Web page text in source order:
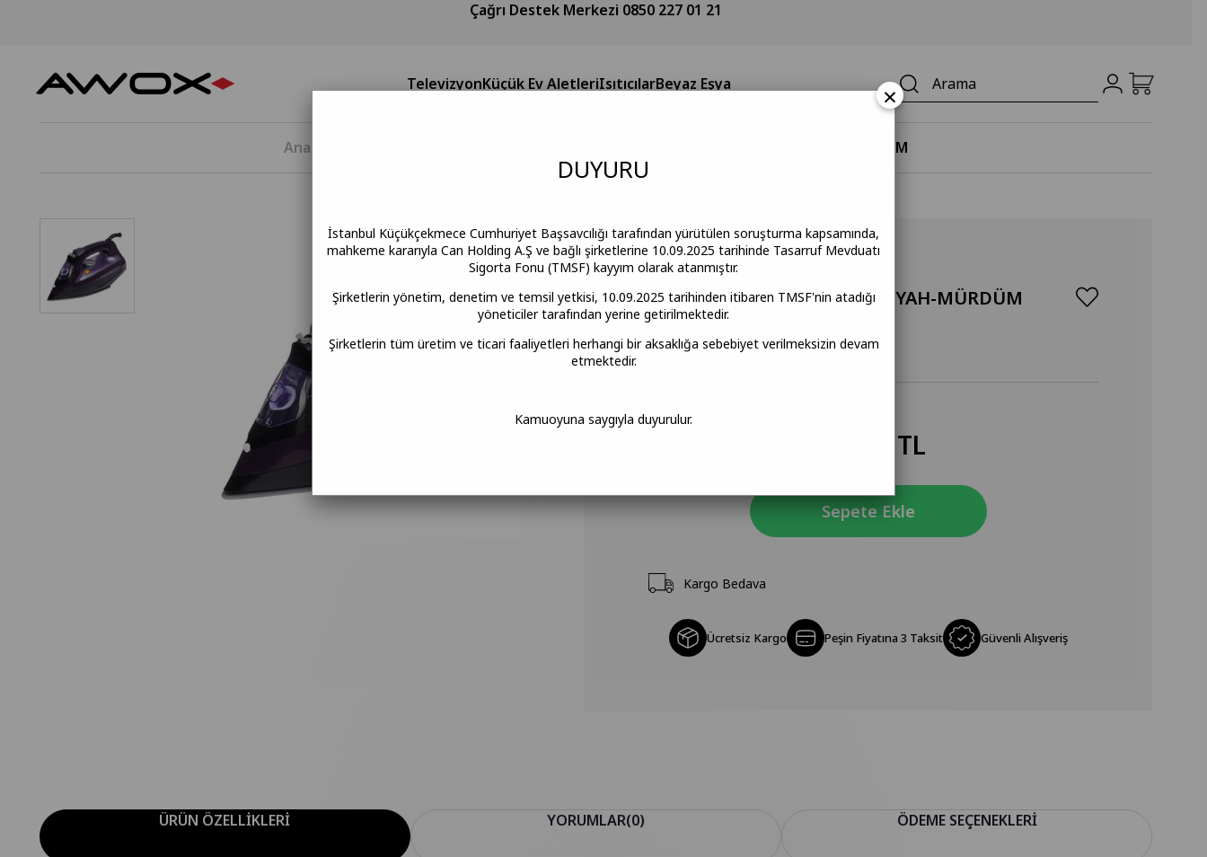
Çağrı Destek Merkezi 0850 227 01 21
TelevizyonKüçük Ev AletleriIsıtıcılarBeyaz Eşya
Anasayfa STEAM PLUS BUHARLI ÜTÜ SİYAH-MÜRDÜM
STEAM PLUS BUHARLI ÜTÜ SİYAH-MÜRDÜM
949,90 TL
Kargo Bedava
Ücretsiz Kargo Peşin Fiyatına 3 Taksit Güvenli Alışveriş
ÜRÜN ÖZELLIKLERI YORUMLAR(0) ÖDEME SEÇENEKLERI
×
DUYURU
İstanbul Küçükçekmece Cumhuriyet Başsavcılığı tarafından yürütülen soruşturma kapsamında,
mahkeme kararıyla Can Holding A.Ş ve bağlı şirketlerine 10.09.2025 tarihinde Tasarruf Mevduatı
Sigorta Fonu (TMSF) kayyım olarak atanmıştır.
Şirketlerin yönetim, denetim ve temsil yetkisi, 10.09.2025 tarihinden itibaren TMSF'nin atadığı
yöneticiler tarafından yerine getirilmektedir.
Şirketlerin tüm üretim ve ticari faaliyetleri herhangi bir aksaklığa sebebiyet verilmeksizin devam
etmektedir.
Kamuoyuna saygıyla duyurulur.